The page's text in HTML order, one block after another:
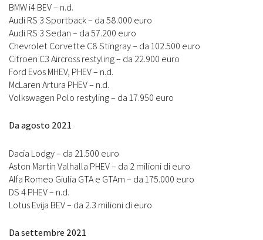
BMW i4 BEV – n.d.
Audi RS 3 Sportback – da 58.000 euro
Audi RS 3 Sedan – da 57.200 euro
Chevrolet Corvette C8 Stingray – da 102.500 euro
Citroen C3 Aircross restyling – da 22.900 euro
Ford Evos MHEV, PHEV – n.d.
McLaren Artura PHEV – n.d.
Volkswagen Polo restyling – da 17.950 euro
Da agosto 2021
Dacia Lodgy – da 21.500 euro
Aston Martin Valhalla PHEV – da 2 milioni di euro
Alfa Romeo Giulia GTA e GTAm – da 175.000 euro
DS 4 PHEV – n.d.
Lotus Evija BEV – da 2.3 milioni di euro
Da settembre 2021